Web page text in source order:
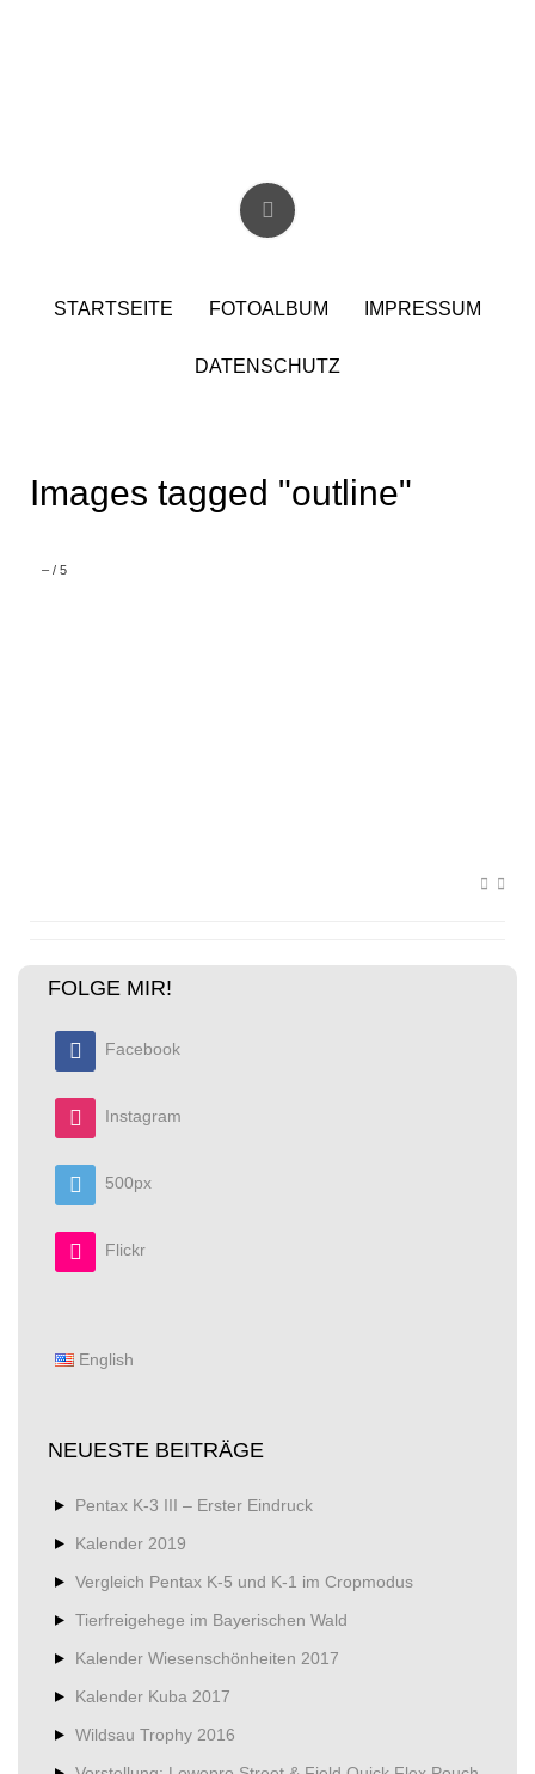
STARTSEITE FOTOALBUM IMPRESSUM
DATENSCHUTZ
Images tagged "outline"
– / 5
FOLGE MIR!
Facebook
Instagram
500px
Flickr
English
NEUESTE BEITRÄGE
Pentax K-3 III – Erster Eindruck
Kalender 2019
Vergleich Pentax K-5 und K-1 im Cropmodus
Tierfreigehege im Bayerischen Wald
Kalender Wiesenschönheiten 2017
Kalender Kuba 2017
Wildsau Trophy 2016